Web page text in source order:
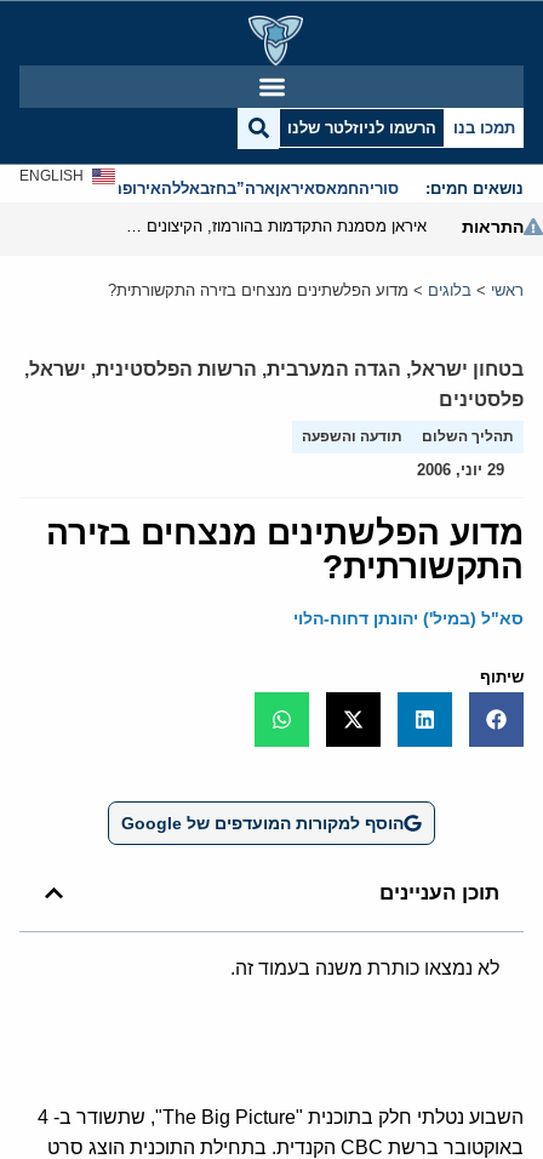
תמכו בנו הרשמו לניוזלטר שלנו
נושאים חמים: סוריהחמאסאיראןארה”בחזבאללהאירופהאנטישמיות
ENGLISH
התראות
ראשי > בלוגים > מדוע הפלשתינים מנצחים בזירה התקשורתית?
בטחון ישראל, הגדה המערבית, הרשות הפלסטינית, ישראל,
פלסטינים
תהליך השלום תודעה והשפעה
29 יוני, 2006
מדוע הפלשתינים מנצחים בזירה
התקשורתית?
סא"ל (במיל') יהונתן דחוח-הלוי
שיתוף
הוסף למקורות המועדפים של Google
תוכן העניינים
לא נמצאו כותרת משנה בעמוד זה.
השבוע נטלתי חלק בתוכנית "The Big Picture", שתשודר ב- 4
באוקטובר ברשת CBC הקנדית. בתחילת התוכנית הוצג סרט